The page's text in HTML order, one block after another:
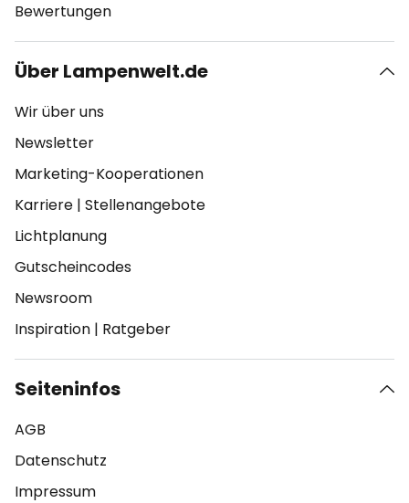
Bewertungen
Über Lampenwelt.de
Wir über uns
Newsletter
Marketing-Kooperationen
Karriere | Stellenangebote
Lichtplanung
Gutscheincodes
Newsroom
Inspiration | Ratgeber
Seiteninfos
AGB
Datenschutz
Impressum